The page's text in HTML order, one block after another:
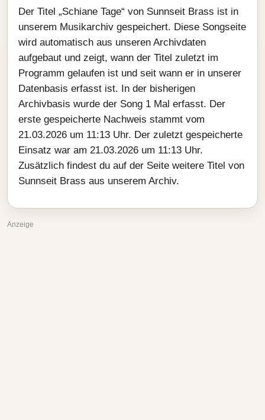
Der Titel „Schiane Tage“ von Sunnseit Brass ist in
unserem Musikarchiv gespeichert. Diese Songseite
wird automatisch aus unseren Archivdaten
aufgebaut und zeigt, wann der Titel zuletzt im
Programm gelaufen ist und seit wann er in unserer
Datenbasis erfasst ist. In der bisherigen
Archivbasis wurde der Song 1 Mal erfasst. Der
erste gespeicherte Nachweis stammt vom
21.03.2026 um 11:13 Uhr. Der zuletzt gespeicherte
Einsatz war am 21.03.2026 um 11:13 Uhr.
Zusätzlich findest du auf der Seite weitere Titel von
Sunnseit Brass aus unserem Archiv.
Anzeige